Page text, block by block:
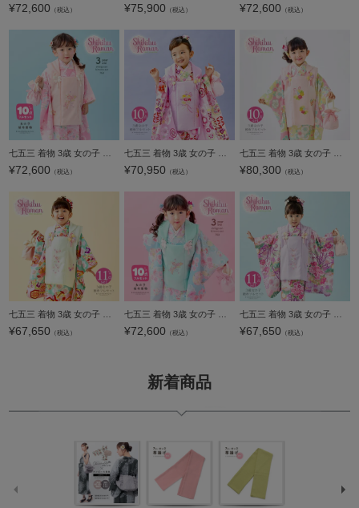
¥72,600 （税込） ¥75,900 （税込） ¥72,600 （税込）
¥72,600 （税込） ¥70,950 （税込） ¥80,300 （税込）
¥67,650 （税込） ¥72,600 （税込） ¥67,650 （税込）
新着商品